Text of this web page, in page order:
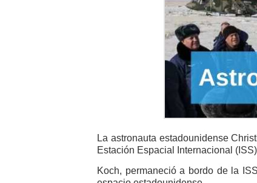
La astronauta estadounidense
Estación Espacial Internacional
Koch, permaneció a bordo de la